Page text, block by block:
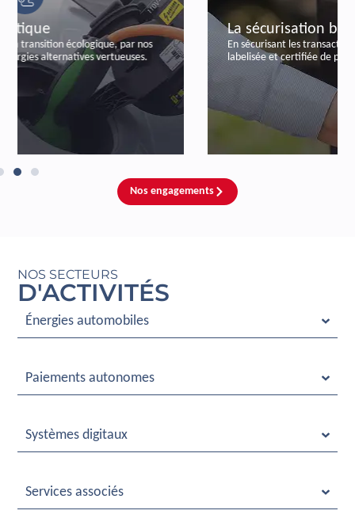
La sécurisation bancaire
En sécurisant les transactions bancaires, par notre offre
labelisée et certifiée de paiements autonomes.
Nos engagements
NOS SECTEURS
D'ACTIVITÉS
Énergies automobiles
Paiements autonomes
Systèmes digitaux
Services associés